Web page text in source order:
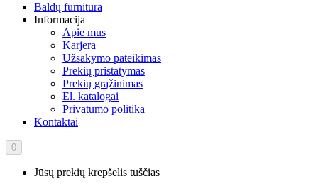
Baldų furnitūra
Informacija
Apie mus
Karjera
Užsakymo pateikimas
Prekių pristatymas
Prekių grąžinimas
El. katalogai
Privatumo politika
Kontaktai
0
Jūsų prekių krepšelis tuščias